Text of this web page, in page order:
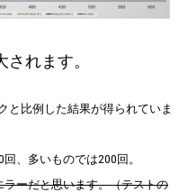
れます。
と比例した結果が得られていま
、多いものでは200回。
ラーだと思います。（テストの